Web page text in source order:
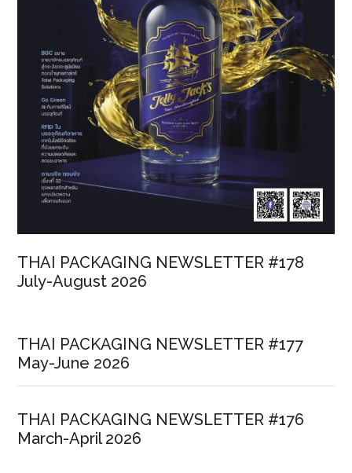
THAI PACKAGING NEWSLETTER #178
July-August 2026
THAI PACKAGING NEWSLETTER #177
May-June 2026
THAI PACKAGING NEWSLETTER #176
March-April 2026